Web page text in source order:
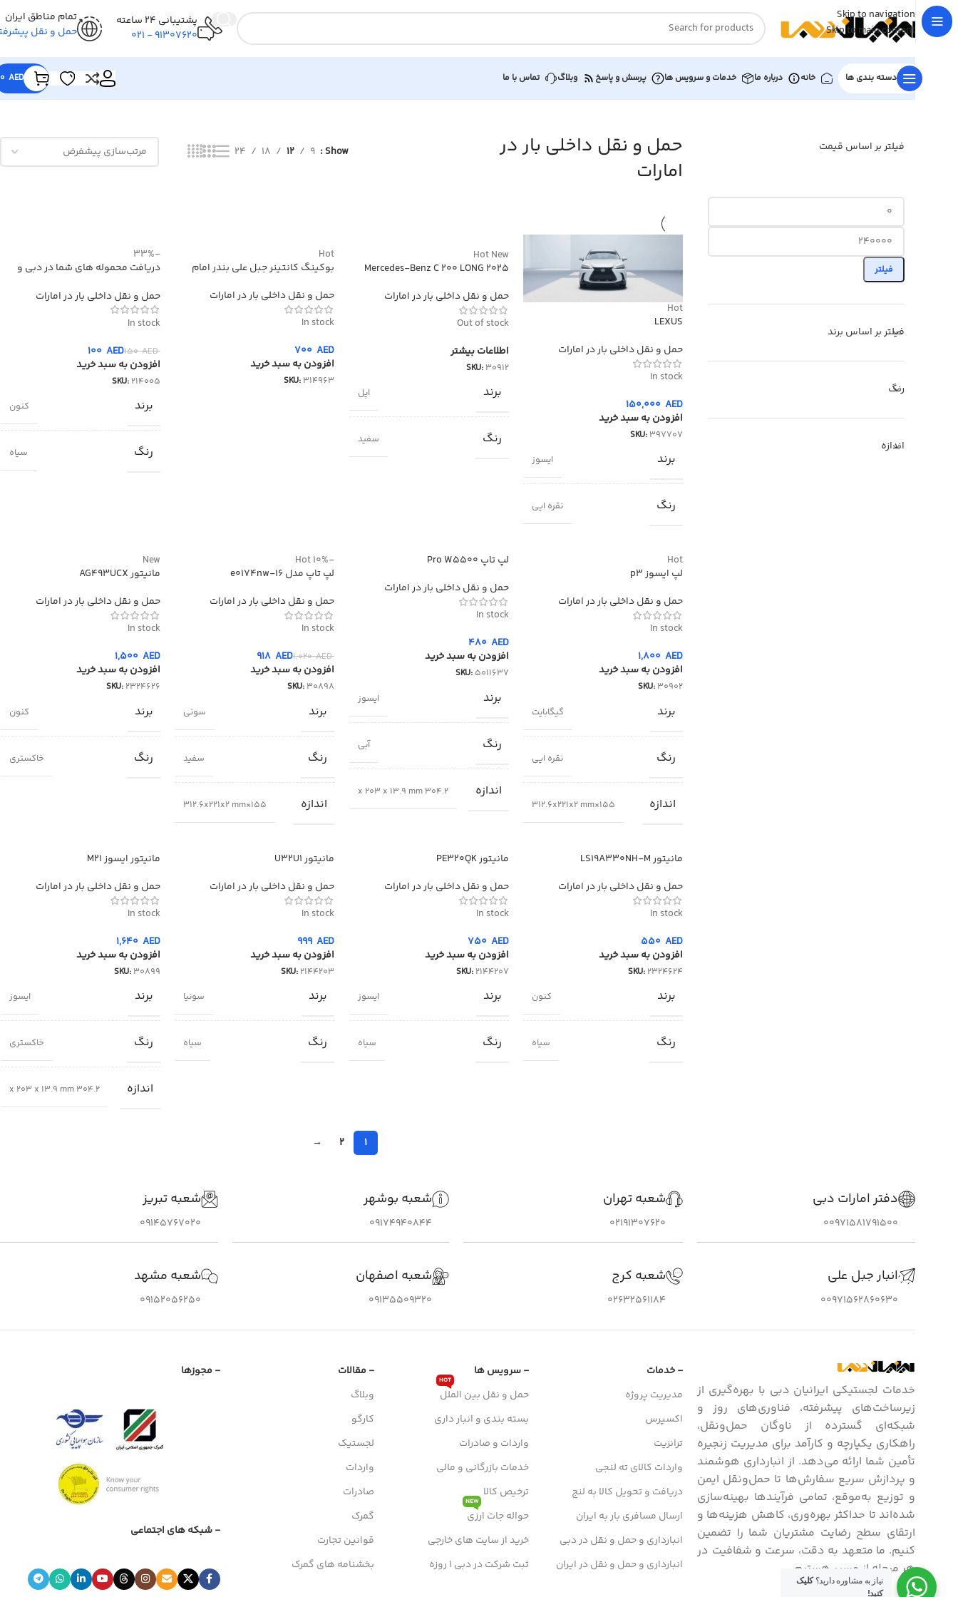
Skip to navigation
Skip to main content
پشتیبانی 24 ساعته
91307620 - 021
تمام مناطق ایران
حمل و نقل
دسته بندی ها خانه درباره ما خدمات و سرویس ها پرسش و پاسخ وبلاگ تماس با ما 0 AED
خانه»حمل و نقل داخلی بار در امارات
فیلتر بر اساس قیمت
فیلتر
فیلتر بر اساس برند
رنگ
اندازه
حمل و نقل داخلی بار در
امارات
Show
9
12
18
24
Hot
LEXUS
حمل و نقل داخلی بار در امارات
In stock
150,000 AED
افزودن به سبد خرید
SKU: 397707
برند ایسوز
رنگ نقره ایی
Hot New
Mercedes-Benz C 200 LONG 2025
حمل و نقل داخلی بار در امارات
Out of stock
اطلاعات بیشتر
SKU: 30912
برند اپل
رنگ سفید
Hot
بوکینگ کانتینر جبل علی بندر امام
حمل و نقل داخلی بار در امارات
In stock
700 AED
افزودن به سبد خرید
SKU: 314963
-33%
دریافت محموله های شما در دبی و
حمل و نقل داخلی بار در امارات
In stock
150AED
100 AED
افزودن به سبد خرید
SKU: 214005
برند کنون
رنگ سیاه
Hot
لپ ایسوز p3
حمل و نقل داخلی بار در امارات
In stock
1,800 AED
افزودن به سبد خرید
SKU: 30902
برند گیگابایت
رنگ نقره ایی
اندازه 155×312.6x221x2 mm
لپ تاپ Pro W5500
حمل و نقل داخلی بار در امارات
In stock
480 AED
افزودن به سبد خرید
SKU: 5011637
برند ایسوز
رنگ آبی
اندازه 304.2 x 203 x 13.9 mm
-10%
Hot
لپ تاپ مدل 16-e0174nw
حمل و نقل داخلی بار در امارات
In stock
1,020AED
918 AED
افزودن به سبد خرید
SKU: 30898
برند سونی
رنگ سفید
اندازه 155×312.6x221x2 mm
New
مانیتور AG493UCX
حمل و نقل داخلی بار در امارات
In stock
1,500 AED
افزودن به سبد خرید
SKU: 2324626
برند کنون
رنگ خاکستری
مانیتور LS19A330NH-M
حمل و نقل داخلی بار در امارات
In stock
550 AED
افزودن به سبد خرید
SKU: 2324624
برند کنون
رنگ سیاه
مانیتور PE320QK
حمل و نقل داخلی بار در امارات
In stock
750 AED
افزودن به سبد خرید
SKU: 2144207
برند ایسوز
رنگ سیاه
مانیتور U32U1
حمل و نقل داخلی بار در امارات
In stock
999 AED
افزودن به سبد خرید
SKU: 2144203
برند سونیا
رنگ سیاه
مانیتور ایسوز M21
حمل و نقل داخلی بار در امارات
In stock
1,640 AED
افزودن به سبد خرید
SKU: 30899
برند ایسوز
رنگ خاکستری
اندازه 304.2 x 203 x 13.9 mm
1
2
→
دفتر امارات دبی
00971581791500
انبار جبل علی
00971562860630
شعبه تهران
02191307620
شعبه کرج
02632561184
شعبه بوشهر
09174940844
شعبه اصفهان
09135509320
شعبه تبریز
09145767020
شعبه مشهد
09152056250
خدمات لجستیکی ایرانیان دبی با بهره‌گیری از
زیرساخت‌های پیشرفته، فناوری‌های روز و
شبکه‌ای گسترده از ناوگان حمل‌ونقل،
راهکاری یکپارچه و کارآمد برای مدیریت زنجیره
تأمین شما ارائه می‌دهد. از انبارداری هوشمند
و پردازش سریع سفارش‌ها تا حمل‌ونقل ایمن
و توزیع به‌موقع، تمامی فرآیندها بهینه‌سازی
شده‌اند تا حداکثر بهره‌وری، کاهش هزینه‌ها و
ارتقای سطح رضایت مشتریان شما را تضمین
کنیم. ما متعهد به دقت، سرعت و شفافیت در
هر مرحله از مسیر هستیم.
- خدمات
مدیریت پروژه
اکسپرس
ترانزیت
واردات کالای ته لنجی
دریافت و تحویل کالا به لنج
ارسال مسافری بار به ایران
انبارداری و حمل و نقل در دبی
انبارداری و حمل و نقل در ایران
- سرویس ها
حمل و نقل بین الملل
HOT
بسته بندی و انبار داری
واردات و صادرات
خدمات بازرگانی و مالی
ترخیص کالا
حواله جات ارزی
NEW
خرید از سایت های خارجی
ثبت شرکت در دبی 1 روزه
- مقالات
وبلاگ
کارگو
لجستیک
واردات
صادرات
گمرک
قوانین تجارت
بخشنامه های گمرک
- مجوزها
- شبکه های اجتماعی
نیاز به مشاوره دارید؟کلیک
کنید!